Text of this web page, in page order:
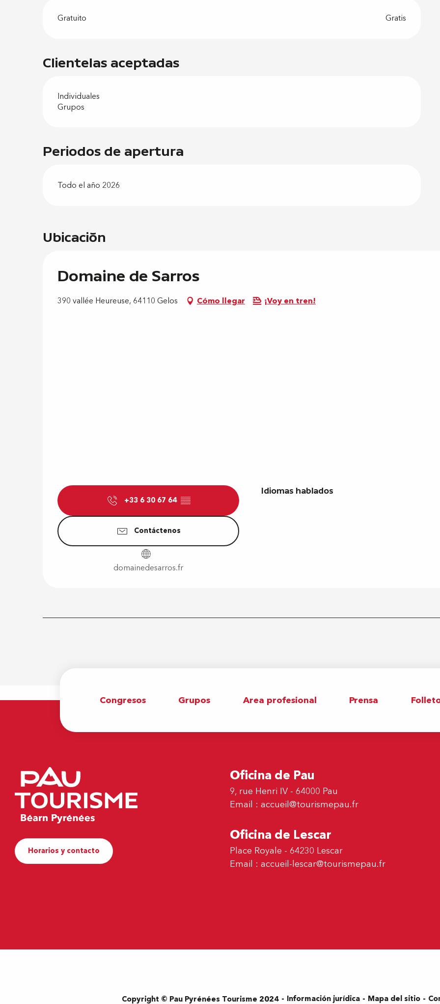
Gratuito Gratis
Clientelas aceptadas
Individuales
Grupos
Periodos de apertura
Todo el año 2026
Ubicación
Domaine de Sarros
390 vallée Heureuse, 64110 Gelos Cómo llegar ¡Voy en tren!
+33 6 30 67 64 ▒▒
Contáctenos
domainedesarros.fr
Idiomas hablados
Idiomas hablados
Congresos Grupos Area profesional Prensa
Horarios y contacto
Oficina de Pau
9, rue Henri IV - 64000 Pau
Email : accueil@tourismepau.fr
Oficina de Lescar
Place Royale - 64230 Lescar
Email : accueil-lescar@tourismepau.fr
Copyright © Pau Pyrénées Tourisme 2024 Información jurídica Mapa del sitio